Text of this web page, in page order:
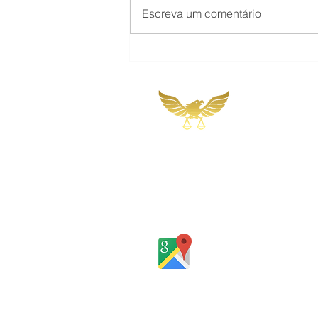
alimentícia?
Escreva um comentário